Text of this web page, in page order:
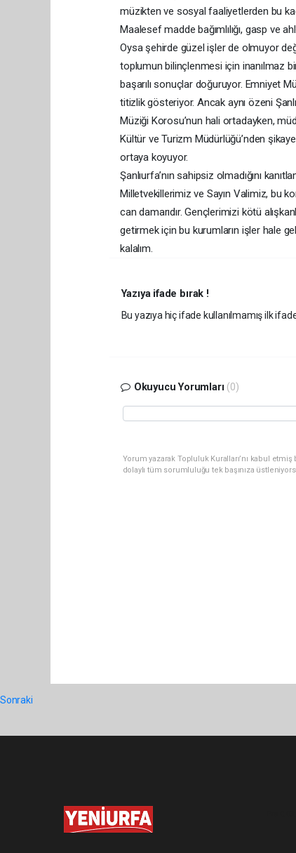
müzikten ve sosyal faaliyetlerden bu
Maalesef madde bağımlılığı, gasp ve
Oysa şehirde güzel işler de olmuyor
toplumun bilinçlenmesi için inanılmaz
başarılı sonuçlar doğuruyor. Emniyet
titizlik gösteriyor. Ancak aynı özeni
Müziği Korosu’nun hali ortadayken,
Kültür ve Turizm Müdürlüğü’nden
ortaya koyuyor.
Şanlıurfa’nın sahipsiz olmadığını
Milletvekillerimiz ve Sayın Valimiz, bu
can damarıdır. Gençlerimizi kötü
getirmek için bu kurumların işler hale
kalalım.
Yazıya ifade bırak !
Bu yazıya hiç ifade kullanılmamış ilk
Okuyucu Yorumları (0)
Yorum yazarak Topluluk Kuralları’nı kabul
dolaylı tüm sorumluluğu tek başınıza
Sonraki